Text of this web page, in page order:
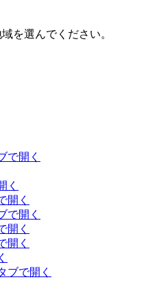
を選んでください。
で開く
く
開く
で開く
開く
開く
ブで開く